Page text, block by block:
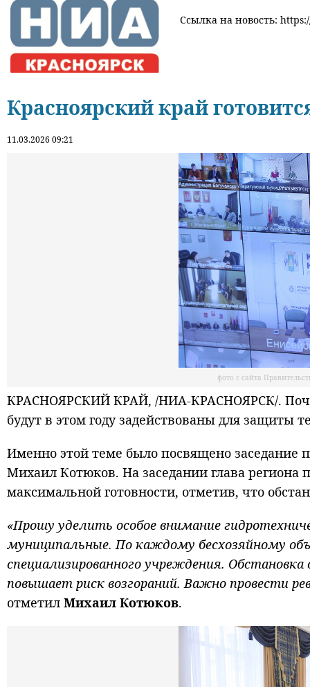
Ссылка на новость:
Красноярский край
11.03.2026 09:21
фото с сайта
КРАСНОЯРСКИЙ КРАЙ, /НИА-КРАСНОЯРСК/.
будут в этом году задействованы для защиты
Именно этой теме было посвящено заседание
Михаил Котюков. На заседании глава региона
максимальной готовности, отметив, что
«Прошу уделить особое внимание
муниципальные. По каждому бесхозяйному
специализированного учреждения.
повышает риск возгораний. Важно провести
отметил Михаил Котюков.